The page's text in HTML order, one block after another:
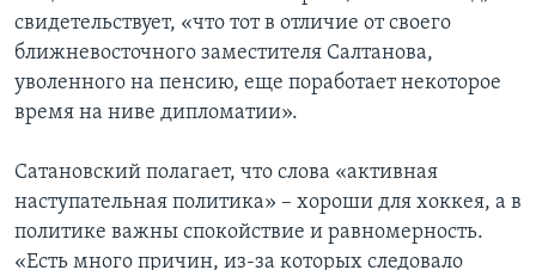
свидетельствует, «что тот в отличие от своего
ближневосточного заместителя Салтанова,
уволенного на пенсию, еще поработает некоторое
время на ниве дипломатии».
Сатановский полагает, что слова «активная
наступательная политика» – хороши для хоккея, а в
политике важны спокойствие и равномерность.
«Есть много причин, из-за которых следовало